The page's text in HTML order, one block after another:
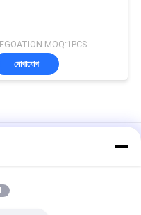
MOQ:1PCS
যোগাযোগ
সিন্থেটিক এএইচইউ ব্যাগ ফিল্টার
ফিল্টার এফ 6 - গ্রিনহাউসের জন্য এফ